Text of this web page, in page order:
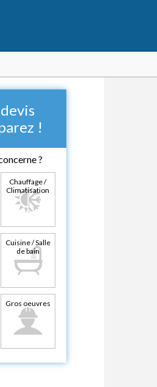
!
?
Chauffage /
Climatisation
Cuisine / Salle
de bain
Gros oeuvres